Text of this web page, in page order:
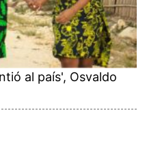
al país', Osvaldo